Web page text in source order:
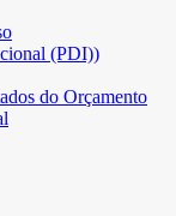
(PDI))
do Orçamento